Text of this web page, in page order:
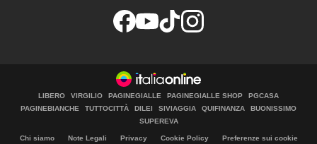
LIBERO VIRGILIO PAGINEGIALLE PAGINEGIALLE SHOP
PGCASA
PAGINEBIANCHE
TUTTOCITTÀ DILEI SIVIAGGIA QUIFINANZA
BUONISSIMO
SUPEREVA
Chi siamo Note Legali Privacy Cookie Policy Preferenze sui cookie